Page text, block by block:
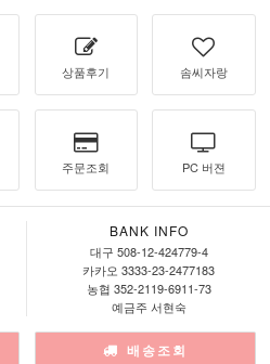
상품후기 솜씨자랑
주문조회 PC 버젼
BANK INFO
대구 508-12-424779-4
카카오 3333-23-2477183
농협 352-2119-6911-73
예금주 서현숙
배송조회